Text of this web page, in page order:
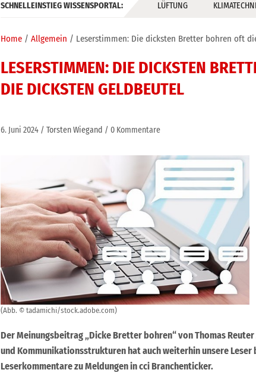
SCHNELLEINSTIEG WISSENSPORTAL: LÜFTUNG
Home Allgemein Leserstimmen: Die dicksten Bretter bohren oft
LESERSTIMMEN: DIE DICKSTEN
DIE DICKSTEN GELDBEUTEL
6. Juni 2024 Torsten Wiegand 0 Kommentare
(Abb. © tadamichi/stock.adobe.com)
Der Meinungsbeitrag „Dicke Bretter bohren“ von Thomas
und Kommunikationsstrukturen hat auch weiterhin unsere
Leserkommentare zu Meldungen in cci Branchenticker.